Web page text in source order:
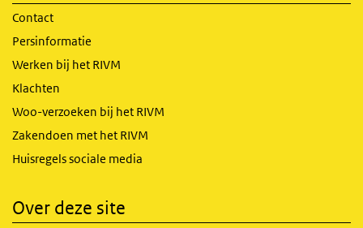
Contact
Persinformatie
Werken bij het RIVM
Klachten
Woo-verzoeken bij het RIVM
Zakendoen met het RIVM
Huisregels sociale media
Over deze site